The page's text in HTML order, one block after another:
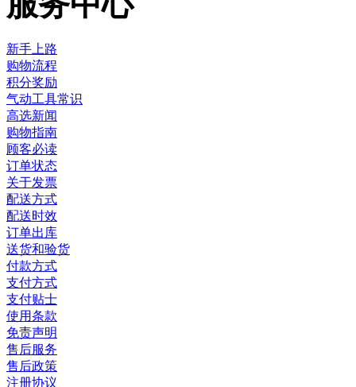
新手上路
购物流程
积分奖励
气动工具常识
高选新闻
购物指南
顾客必读
订单状态
关于发票
配送方式
配送时效
订单出库
送货和验货
付款方式
支付方式
支付贴士
使用条款
免责声明
售后服务
售后政策
注册协议